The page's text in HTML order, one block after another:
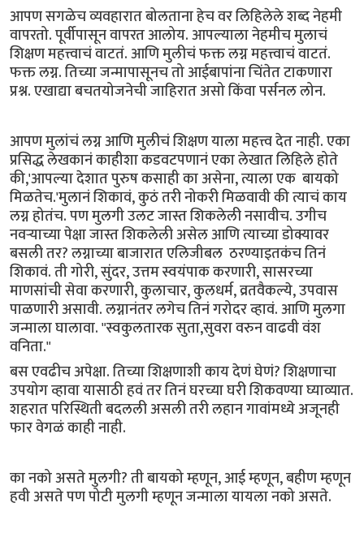
आपण सगळेच व्यवहारात बोलताना हेच वर लिहिलेले शब्द नेहमी
वापरतो. पूर्वीपासून वापरत आलोय. आपल्याला नेहमीच मुलाचं
शिक्षण महत्त्वाचं वाटतं. आणि मुलीचं फक्त लग्न महत्त्वाचं वाटतं.
फक्त लग्न. तिच्या जन्मापासूनच तो आईबापांना चिंतेत टाकणारा
प्रश्न. एखाद्या बचतयोजनेची जाहिरात असो किंवा पर्सनल लोन.
आपण मुलांचं लग्न आणि मुलीचं शिक्षण याला महत्त्व देत नाही. एका
प्रसिद्ध लेखकानं काहीशा कडवटपणानं एका लेखात लिहिले होते
की,'आपल्या देशात पुरुष कसाही का असेना, त्याला एक बायको
मिळतेच.'मुलानं शिकावं, कुठं तरी नोकरी मिळवावी की त्याचं काय
लग्न होतंच. पण मुलगी उलट जास्त शिकलेली नसावीच. उगीच
नवऱ्याच्या पेक्षा जास्त शिकलेली असेल आणि त्याच्या डोक्यावर
बसली तर? लग्नाच्या बाजारात एलिजीबल ठरण्याइतकंच तिनं
शिकावं. ती गोरी, सुंदर, उत्तम स्वयंपाक करणारी, सासरच्या
माणसांची सेवा करणारी, कुलाचार, कुलधर्म, व्रतवैकल्ये, उपवास
पाळणारी असावी. लग्नानंतर लगेच तिनं गरोदर व्हावं. आणि मुलगा
जन्माला घालावा. "स्वकुलतारक सुता,सुवरा वरुन वाढवी वंश
वनिता."
बस एवढीच अपेक्षा. तिच्या शिक्षणाशी काय देणं घेणं? शिक्षणाचा
उपयोग व्हावा यासाठी हवं तर तिनं घरच्या घरी शिकवण्या घ्याव्यात.
शहरात परिस्थिती बदलली असली तरी लहान गावांमध्ये अजूनही
फार वेगळं काही नाही.
का नको असते मुलगी? ती बायको म्हणून, आई म्हणून, बहीण म्हणून
हवी असते पण पोटी मुलगी म्हणून जन्माला यायला नको असते.